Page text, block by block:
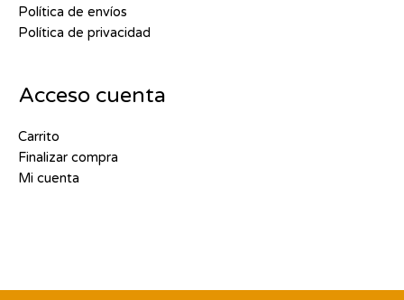
Política de envíos
Política de privacidad
Acceso cuenta
Carrito
Finalizar compra
Mi cuenta